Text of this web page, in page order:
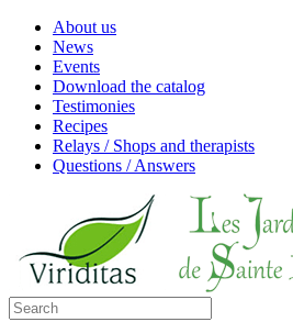
About us
News
Events
Download the catalog
Testimonies
Recipes
Relays / Shops and therapists
Questions / Answers